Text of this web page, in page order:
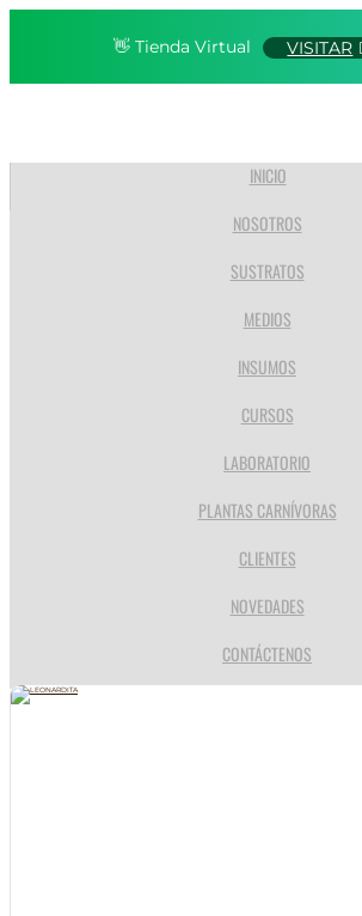
👋 Tienda Virtual VISITAR
INICIO
NOSOTROS
SUSTRATOS
MEDIOS
INSUMOS
CURSOS
LABORATORIO
PLANTAS CARNÍVORAS
CLIENTES
NOVEDADES
CONTÁCTENOS